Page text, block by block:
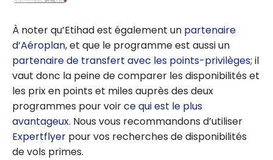
r : l’outil
ultime pour
optimiser
la
recherche
de vols
À noter qu’Etihad est également un partenaire
d’Aéroplan, et que le programme est aussi un
partenaire de transfert avec les points-privilèges; il
vaut donc la peine de comparer les disponibilités et
les prix en points et miles auprès des deux
programmes pour voirce qui est le plus
avantageux. Nous vous recommandons d’utiliser
Expertflyer pour vos recherches de disponibilités
de vols primes.